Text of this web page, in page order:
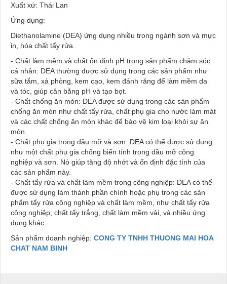
Xuất xứ: Thái Lan
Ứng dụng:
Diethanolamine (DEA) ứng dụng nhiều trong ngành sơn và mực
in, hóa chất tẩy rửa.
- Chất làm mềm và chất ổn định pH trong sản phẩm chăm sóc
cá nhân: DEA thường được sử dụng trong các sản phẩm như
sữa tắm, xà phòng, kem cạo, kem đánh răng để làm mềm da
và tóc, giúp cân bằng pH và tạo bọt.
- Chất chống ăn mòn: DEA được sử dụng trong các sản phẩm
chống ăn mòn như chất tẩy rửa, chất phụ gia cho nước làm mát
và các chất chống ăn mòn khác để bảo vệ kim loại khỏi sự ăn
mòn.
- Chất phụ gia trong dầu mỡ và sơn: DEA có thể được sử dụng
như một chất phụ gia chống biến tính trong dầu mỡ công
nghiệp và sơn. Nó giúp tăng độ nhớt và ổn định đặc tính của
các sản phẩm này.
- Chất tẩy rửa và chất làm mềm trong công nghiệp: DEA có thể
được sử dụng làm thành phần chính hoặc phụ trong các sản
phẩm tẩy rửa công nghiệp và chất làm mềm, như chất tẩy rửa
công nghiệp, chất tẩy trắng, chất làm mềm vải, và nhiều ứng
dụng khác.
Sản phẩm doanh nghiệp: CONG TY TNHH THUONG MAI HOA
CHAT NAM BINH